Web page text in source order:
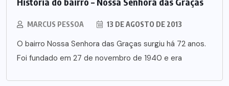
MARCUS PESSOA 13 DE AGOSTO DE 2013
O bairro Nossa Senhora das Graças surgiu há 72 anos.
Foi fundado em 27 de novembro de 1940 e era